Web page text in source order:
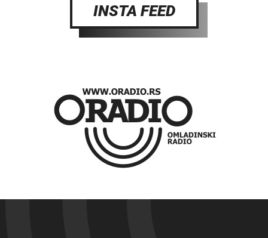
INSTA FEED